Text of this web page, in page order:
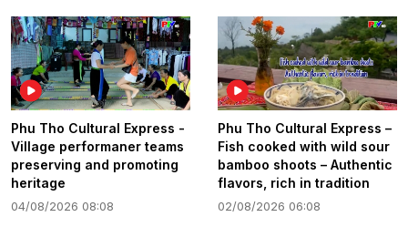
Phu Tho Cultural Express -
Village performaner teams
preserving and promoting
heritage
04/08/2026 08:08
Phu Tho Cultural Express –
Fish cooked with wild sour
bamboo shoots – Authentic
flavors, rich in tradition
02/08/2026 06:08